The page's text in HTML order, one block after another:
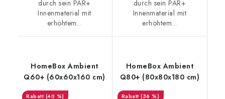
durch sein PAR+
Innenmaterial mit
erhöhtem...
durch sein PAR+
Innenmaterial mit
erhöhtem...
HomeBox Ambient
Q60+ (60x60x160 cm)
(40 %)
HomeBox Ambient
Q80+ (80x80x180 cm)
(36 %)